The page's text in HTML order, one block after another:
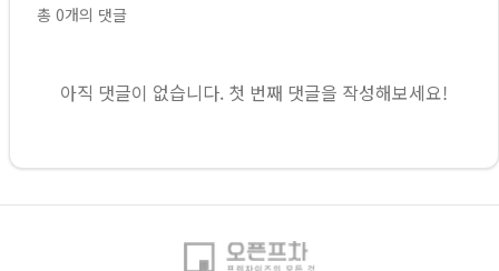
총 0개의 댓글
아직 댓글이 없습니다. 첫 번째 댓글을 작성해보세요!